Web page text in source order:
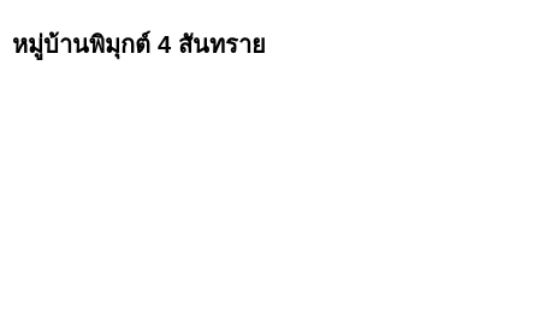
หมู่บ้านพิมุกต์ 4 สันทราย